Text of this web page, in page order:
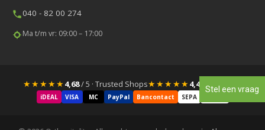
040 - 82 00 274
Ma t/m vr: 09:00 – 17:00
★★★★★4,68/ 5 · Trusted Shops★★★★★4,4 / 5 · Google
iDEAL VISA MC PayPal Bancontact SEPA
Stel een vraag